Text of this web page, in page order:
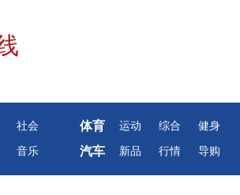
社会 体育 运动 综合 健身
音乐 汽车 新品 行情 导购